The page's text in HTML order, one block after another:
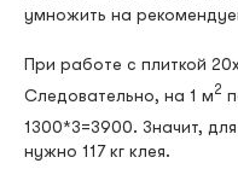
умножить на
При работе с плиткой
Следовательно, на 1 м2
1300*3=3900. Значит,
нужно 117 кг клея.